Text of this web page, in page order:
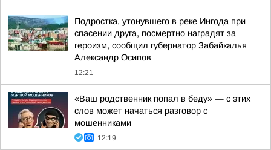
Подростка, утонувшего в реке Ингода при
спасении друга, посмертно наградят за
героизм, сообщил губернатор Забайкалья
Александр Осипов
12:21
«Ваш родственник попал в беду» — с этих
слов может начаться разговор с
мошенниками
12:19